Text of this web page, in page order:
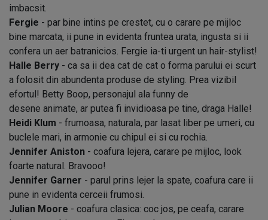
imbacsit.
Fergie - par bine intins pe crestet, cu o carare pe mijloc
bine marcata, ii pune in evidenta fruntea urata, ingusta si ii
confera un aer batranicios. Fergie ia-ti urgent un hair-stylist!
Halle Berry - ca sa ii dea cat de cat o forma parului ei scurt
a folosit din abundenta produse de styling. Prea vizibil
efortul! Betty Boop, personajul ala funny de
desene animate, ar putea fi invidioasa pe tine, draga Halle!
Heidi Klum - frumoasa, naturala, par lasat liber pe umeri, cu
buclele mari, in armonie cu chipul ei si cu rochia.
Jennifer Aniston - coafura lejera, carare pe mijloc, look
foarte natural. Bravooo!
Jennifer Garner - parul prins lejer la spate, coafura care ii
pune in evidenta cerceii frumosi.
Julian Moore - coafura clasica: coc jos, pe ceafa, carare